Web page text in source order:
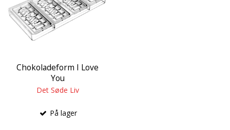
Chokoladeform I Love
You
Det Søde Liv
På lager